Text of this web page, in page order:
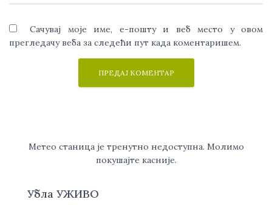
Сачувај моје име, е-пошту и веб место у овом
прегледачу веба за следећи пут када коментаришем.
Метео станица је тренутно недоступна. Молимо
покушајте касније.
Убла УЖИВО